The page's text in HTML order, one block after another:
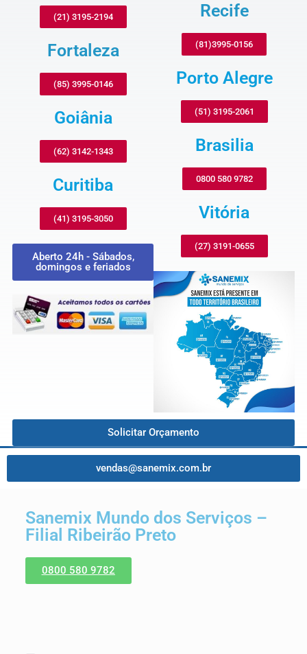
(21) 3195-2194
Fortaleza
(85) 3995-0146
Goiânia
(62) 3142-1343
Curitiba
(41) 3195-3050
Aberto 24h - Sábados,
domingos e feriados
Recife
(81)3995-0156
Porto Alegre
(51) 3195-2061
Brasilia
0800 580 9782
Vitória
(27) 3191-0655
Solicitar Orçamento
vendas@sanemix.com.br
Sanemix Mundo dos Serviços –
Filial Ribeirão Preto
0800 580 9782